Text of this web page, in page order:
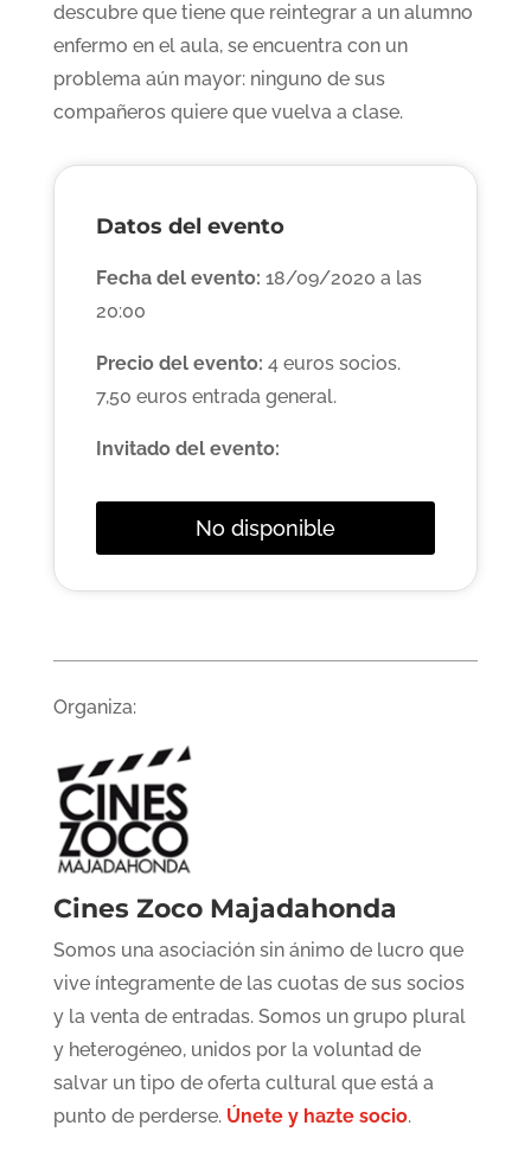
descubre que tiene que reintegrar a un alumno
enfermo en el aula, se encuentra con un
problema aún mayor: ninguno de sus
compañeros quiere que vuelva a clase.
Datos del evento
Fecha del evento: 18/09/2020 a las
20:00
Precio del evento: 4 euros socios.
7,50 euros entrada general.
Invitado del evento:
No disponible
Organiza:
Cines Zoco Majadahonda
Somos una asociación sin ánimo de lucro que
vive íntegramente de las cuotas de sus socios
y la venta de entradas. Somos un grupo plural
y heterogéneo, unidos por la voluntad de
salvar un tipo de oferta cultural que está a
punto de perderse. Únete y hazte socio.